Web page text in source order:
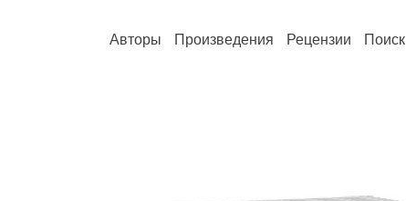
Авторы Произведения Рецензии Поиск